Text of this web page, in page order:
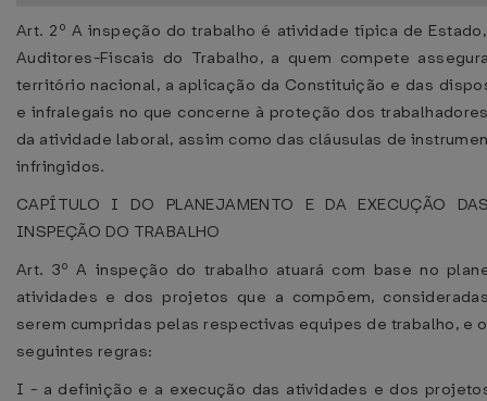
Art. 2º A inspeção do trabalho é atividade típica de
Auditores-Fiscais do Trabalho, a quem compete
território nacional, a aplicação da Constituição e das
e infralegais no que concerne à proteção dos
da atividade laboral, assim como das cláusulas de
infringidos.
CAPÍTULO I DO PLANEJAMENTO E DA EXECUÇÃO
INSPEÇÃO DO TRABALHO
Art. 3º A inspeção do trabalho atuará com base no
atividades e dos projetos que a compõem,
serem cumpridas pelas respectivas equipes de trabalho, e
seguintes regras:
I - a definição e a execução das atividades e dos